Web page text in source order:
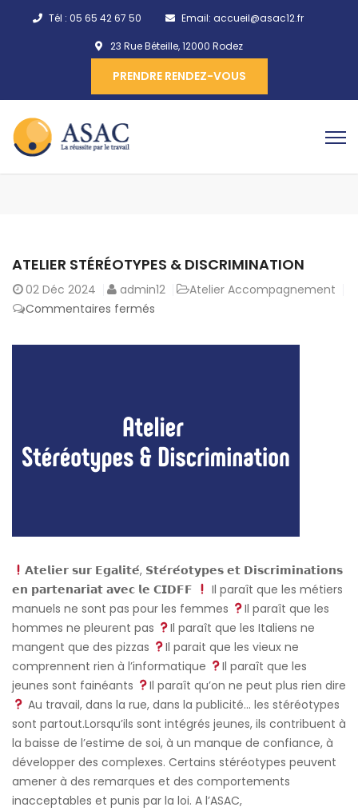
Tél : 05 65 42 67 50 Email: accueil@asac12.fr
23 Rue Béteille, 12000 Rodez
PRENDRE RENDEZ-VOUS
ATELIER STÉRÉOTYPES & DISCRIMINATION
02 Déc 2024 admin12
Atelier Accompagnement
Commentaires fermés
𝗔𝘁𝗲𝗹𝗶𝗲𝗿 𝘀𝘂𝗿 𝗘𝗴𝗮𝗹𝗶𝘁𝗲́, 𝗦𝘁𝗲́𝗿𝗲́𝗼𝘁𝘆𝗽𝗲𝘀 𝗲𝘁 𝗗𝗶𝘀𝗰𝗿𝗶𝗺𝗶𝗻𝗮𝘁𝗶𝗼𝗻𝘀
𝗲𝗻 𝗽𝗮𝗿𝘁𝗲𝗻𝗮𝗿𝗶𝗮𝘁 𝗮𝘃𝗲𝗰 𝗹𝗲 𝗖𝗜𝗗𝗙𝗙
Il paraît que les métiers
manuels ne sont pas pour les femmes
Il paraît que les
hommes ne pleurent pas
Il paraît que les Italiens ne
mangent que des pizzas
Il parait que les vieux ne
comprennent rien à l’informatique
Il paraît que les
jeunes sont fainéants
Il paraît qu’on ne peut plus rien dire
Au travail, dans la rue, dans la publicité… les stéréotypes
sont partout.Lorsqu’ils sont intégrés jeunes, ils contribuent à
la baisse de l’estime de soi, à un manque de confiance, à
développer des complexes. Certains stéréotypes peuvent
amener à des remarques et des comportements
inacceptables et punis par la loi. A l’ASAC,